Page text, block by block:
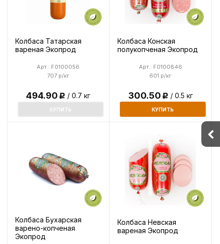
Колбаса Татарская
вареная Экопрод
707 р/кг
Арт.: F0100056
494.90Р / 0.7 кг
КУПИТЬ
Колбаса Конская
полукопченая Экопрод
601 р/кг
Арт.: F0100846
300.50Р / 0.5 кг
КУПИТЬ
Колбаса Бухарская
варено-копченая
Экопрод
Колбаса Невская
вареная Экопрод